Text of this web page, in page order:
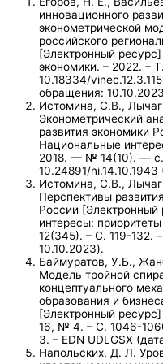
инновационного
эконометрической
российского
[Электронный
экономики. – 2022. –
10.18334/
обращения:
Истомина, С.В.,
Эконометрический
развития экономики
Национальные
2018. — № 14(10). — c.
10.24891/
Истомина, С.В.,
Перспективы
России
интересы:
12(345). – С. 119-132.
10.10.2023).
Баймуратов, У.Б.,
Модель тройной
концептуального
образования и
[Электронный
16, № 4. – С. 1046-
3. – EDN UDLGSX
Напольских, Д. Л.